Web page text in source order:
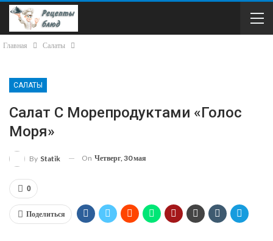
Главная Салаты
САЛАТЫ
Салат С Морепродуктами «Голос
Моря»
By Statik On Четверг, 30 мая
0
Поделиться